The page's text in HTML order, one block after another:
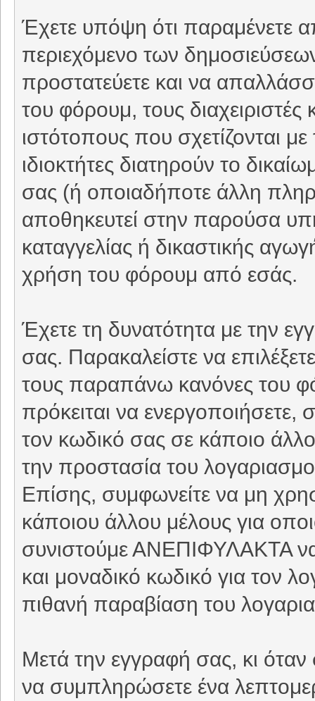
Έχετε υπόψη ότι παραμένετε
περιεχόμενο των
προστατεύετε και να
του φόρουμ, τους διαχειριστές
ιστότοπους που σχετίζονται
ιδιοκτήτες διατηρούν το
σας (ή οποιαδήποτε άλλη
αποθηκευτεί στην παρούσα
καταγγελίας ή δικαστικής
χρήση του φόρουμ από εσάς.
Έχετε τη δυνατότητα με την
σας. Παρακαλείστε να
τους παραπάνω κανόνες του
πρόκειται να
τον κωδικό σας σε κάποιο
την προστασία του
Επίσης, συμφωνείτε να μη
κάποιου άλλου μέλους για
συνιστούμε ΑΝΕΠΙΦΥΛΑΚΤΑ
και μοναδικό κωδικό για τον
πιθανή παραβίαση του
Μετά την εγγραφή σας, κι
να συμπληρώσετε ένα